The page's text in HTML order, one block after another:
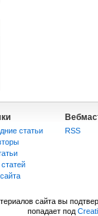
статьи
RSS
сайта вы
попадает под